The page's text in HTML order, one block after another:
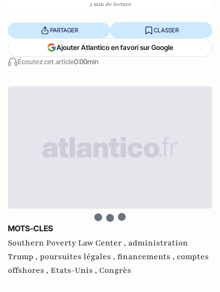
3 min de lecture
Écoutez cet article0:00min
PARTAGER CLASSER
Ajouter Atlantico en favori sur Google
MOTS-CLES
Southern Poverty Law Center , administration
Trump , poursuites légales , financements , comptes
offshores , Etats-Unis , Congrès